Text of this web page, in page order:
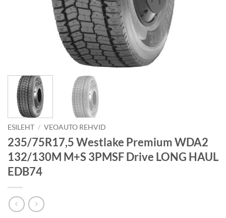
ESILEHT / VEOAUTO REHVID
235/75R17,5 Westlake Premium WDA2
132/130M M+S 3PMSF Drive LONG HAUL
EDB74